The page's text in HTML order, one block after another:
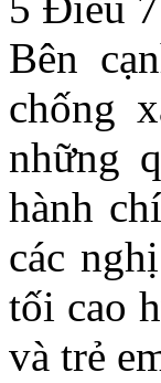
Bên
chống
những
hành
các
tối cao
và trẻ